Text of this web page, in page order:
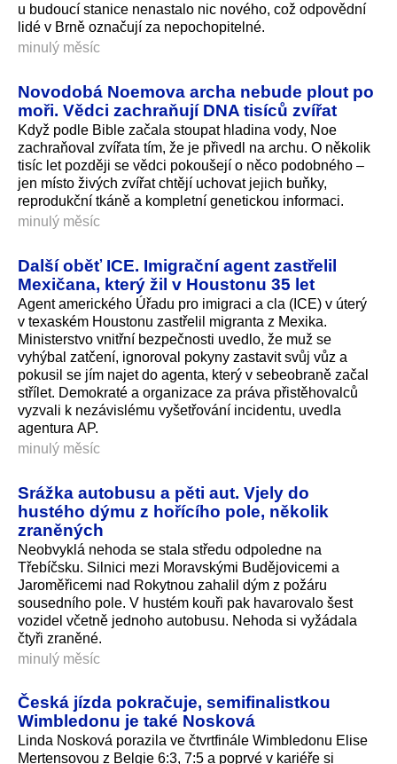
u budoucí stanice nenastalo nic nového, což odpovědní
lidé v Brně označují za nepochopitelné.
minulý měsíc
Novodobá Noemova archa nebude plout po
moři. Vědci zachraňují DNA tisíců zvířat
Když podle Bible začala stoupat hladina vody, Noe
zachraňoval zvířata tím, že je přivedl na archu. O několik
tisíc let později se vědci pokoušejí o něco podobného –
jen místo živých zvířat chtějí uchovat jejich buňky,
reprodukční tkáně a kompletní genetickou informaci.
minulý měsíc
Další oběť ICE. Imigrační agent zastřelil
Mexičana, který žil v Houstonu 35 let
Agent amerického Úřadu pro imigraci a cla (ICE) v úterý
v texaském Houstonu zastřelil migranta z Mexika.
Ministerstvo vnitřní bezpečnosti uvedlo, že muž se
vyhýbal zatčení, ignoroval pokyny zastavit svůj vůz a
pokusil se jím najet do agenta, který v sebeobraně začal
střílet. Demokraté a organizace za práva přistěhovalců
vyzvali k nezávislému vyšetřování incidentu, uvedla
agentura AP.
minulý měsíc
Srážka autobusu a pěti aut. Vjely do
hustého dýmu z hořícího pole, několik
zraněných
Neobvyklá nehoda se stala středu odpoledne na
Třebíčsku. Silnici mezi Moravskými Budějovicemi a
Jaroměřicemi nad Rokytnou zahalil dým z požáru
sousedního pole. V hustém kouři pak havarovalo šest
vozidel včetně jednoho autobusu. Nehoda si vyžádala
čtyři zraněné.
minulý měsíc
Česká jízda pokračuje, semifinalistkou
Wimbledonu je také Nosková
Linda Nosková porazila ve čtvrtfinále Wimbledonu Elise
Mertensovou z Belgie 6:3, 7:5 a poprvé v kariéře si